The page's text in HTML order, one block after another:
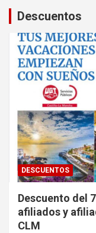
Descuentos
DESCUENTOS
Descuento del
afiliados y
CLM